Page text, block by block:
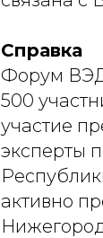
Справка
Форум ВЭД
500
участие
эксперты
активно